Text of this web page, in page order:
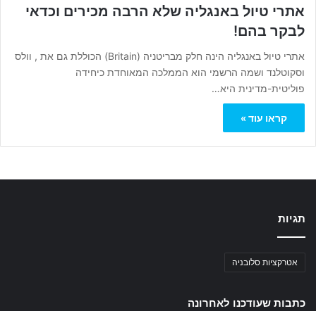
אתרי טיול באנגליה שלא הרבה מכירים וכדאי
לבקר בהם!
אתרי טיול באנגליה הינה חלק מבריטניה (Britain) הכוללת גם את , וולס
וסקוטלנד ושמה הרשמי הוא הממלכה המאוחדת כיחידה
פוליטית-מדינית היא…
קראו עוד »
תגיות
אטרקציות סלובניה
כתבות שעודכנו לאחרונה